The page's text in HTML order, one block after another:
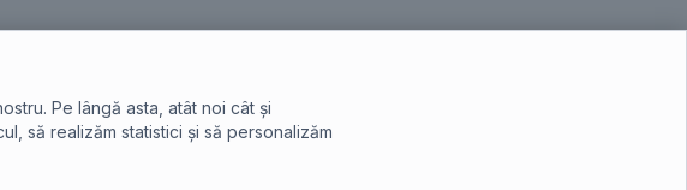
Pe lângă asta, atât noi cât și
să realizăm statistici și să personalizăm